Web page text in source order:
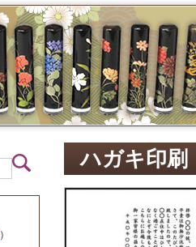
）
ハガキ印刷